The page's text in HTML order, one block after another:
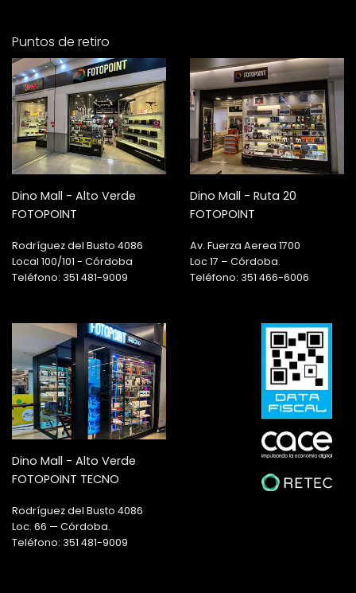
Puntos de retiro
Dino Mall - Alto Verde
FOTOPOINT
Rodríguez del Busto 4086
Local 100/101 - Córdoba
Teléfono: 351 481-9009
Dino Mall - Ruta 20
FOTOPOINT
Av. Fuerza Aerea 1700
Loc 17 – Córdoba.
Teléfono: 351 466-6006
Dino Mall - Alto Verde
FOTOPOINT TECNO
Rodríguez del Busto 4086
Loc. 66 — Córdoba.
Teléfono: 351 481-9009